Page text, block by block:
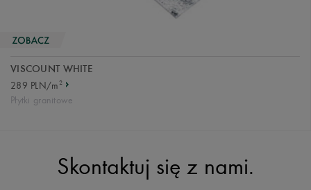
VISCOUNT WHITE
289 PLN/m2
Płytki granitowe
Skontaktuj się z nami.